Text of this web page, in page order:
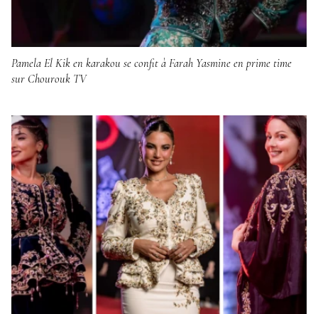
Pamela El Kik en karakou se confit à Farah Yasmine en prime time
sur Chourouk TV